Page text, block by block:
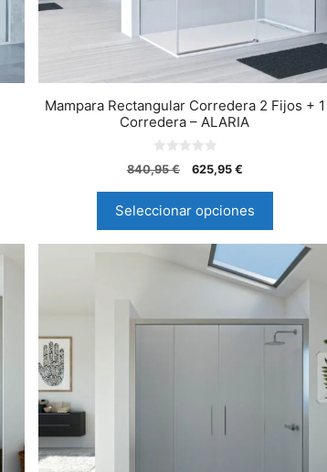
Mampara Rectangular Corredera 2 Fijos + 1
Corredera – ALARIA
0
d
5
840,95€ 625,95 €
Seleccionar opciones